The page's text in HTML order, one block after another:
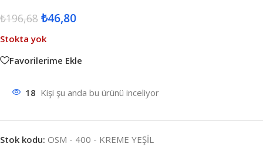
₺196,68 ₺46,80
Stokta yok
Favorilerime Ekle
18 Kişi şu anda bu ürünü inceliyor
Stok kodu: OSM - 400 - KREME YEŞİL